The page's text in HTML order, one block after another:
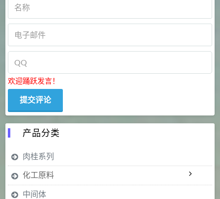
欢迎踊跃发言！
产品分类
肉桂系列
化工原料
中间体